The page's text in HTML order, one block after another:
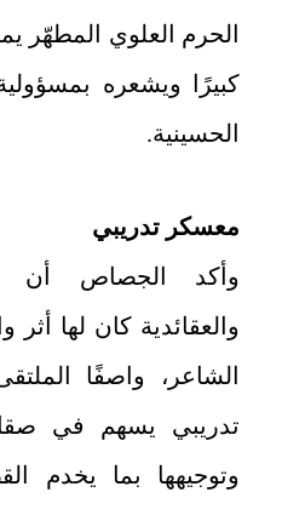
الحرم العلوي المطهّر
كبيرًا ويشعره
الحسينية.
معسكر تدريبي
وأكد الجصاص أن
والعقائدية كان لها
الشاعر، واصفًا
تدريبي يسهم في
وتوجيهها بما يخدم